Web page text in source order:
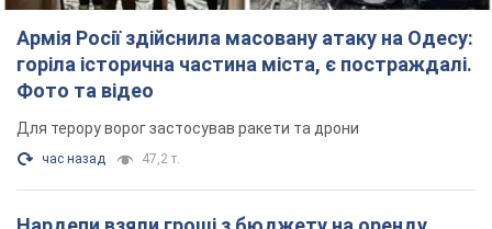
Армія Росії здійснила масовану атаку на Одесу:
горіла історична частина міста, є постраждалі.
Фото та відео
Для терору ворог застосував ракети та дрони
час назад 47,2 т.